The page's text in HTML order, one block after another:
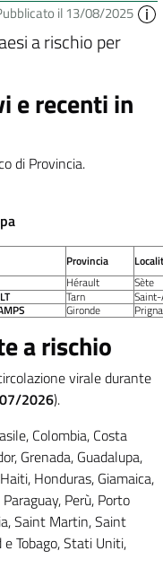
il 13/08/2025
a rischio per
e recenti in
di Provincia.
Provincia
Hérault
Sète
Tarn
Gironde
a rischio
virale durante
2026).
Colombia, Costa
Grenada, Guadalupa,
Honduras, Giamaica,
Perù, Porto
Saint Martin, Saint
Tobago, Stati Uniti,